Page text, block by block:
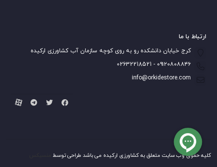
ارتباط با ما
کرج خیابان دانشکده رو به روی کوچه سازمان آب کشاورزی ارکیده
۰۹۱۲۰۸۰۸۸۴۶ - 02632218521
info@orkidestore.com
کلیه حقوق وب سایت متعلق به کشاورزی ارکیده می باشد طراحی توسط